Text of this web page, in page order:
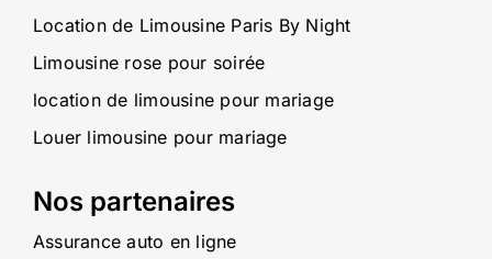
Location de Limousine Paris By Night
Limousine rose pour soirée
location de limousine pour mariage
Louer limousine pour mariage
Nos partenaires
Assurance auto en ligne